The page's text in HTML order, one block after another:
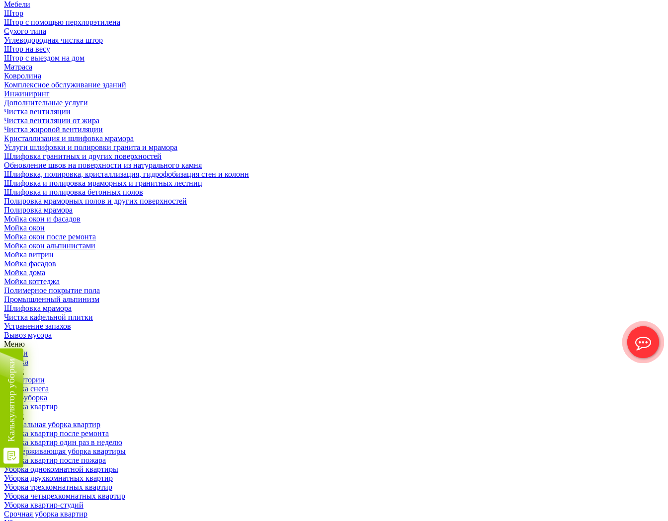
Мебели
Штор
Штор с помощью перхлорэтилена
Сухого типа
Углеводородная чистка штор
Штор на весу
Штор с выездом на дом
Матраса
Ковролина
Комплексное обслуживание зданий
Инжиниринг
Дополнительные услуги
Чистка вентиляции
Чистка вентиляции от жира
Чистка жировой вентиляции
Кристаллизация и шлифовка мрамора
Услуги шлифовки и полировки гранита и мрамора
Шлифовка гранитных и других поверхностей
Обновление швов на поверхности из натурального камня
Шлифовка, полировка, кристаллизация, гидрофобизация стен и колонн
Шлифовка и полировка мраморных и гранитных лестниц
Шлифовка и полировка бетонных полов
Полировка мраморных полов и других поверхностей
Полировка мрамора
Мойка окон и фасадов
Мойка окон
Мойка окон после ремонта
Мойка окон альпинистами
Мойка витрин
Мойка фасадов
Мойка дома
Мойка коттеджа
Полимерное покрытие пола
Промышленный альпинизм
Шлифовка мрамора
Чистка кафельной плитки
Устранение запахов
Вывоз мусора
Меню
Услуги
Уборка
Назад
Территории
Уборка снега
ВИП-уборка
Уборка квартир
Назад
Генеральная уборка квартир
Уборка квартир после ремонта
Уборка квартир один раз в неделю
Поддерживающая уборка квартиры
Уборка квартир после пожара
Уборка однокомнатной квартиры
Уборка двухкомнатных квартир
Уборка трехкомнатных квартир
Уборка четырехкомнатных квартир
Уборка квартир-студий
Срочная уборка квартир
Калькулятор уборки